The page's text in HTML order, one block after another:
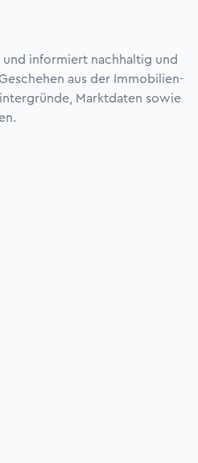
informiert nachhaltig und
aus der Immobilien-
Marktdaten sowie